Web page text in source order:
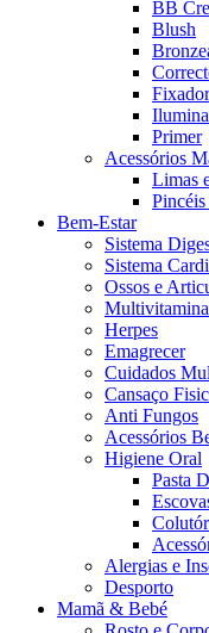
BB
Blush
Primer
Acessórios
Limas
Bem-Estar
Sistema
Sistema
Ossos e
Herpes
Emagrecer
Cuidados
Cansaço
Anti Fungos
Acessórios
Higiene Oral
Pasta
Alergias e
Desporto
Mamã & Bebé